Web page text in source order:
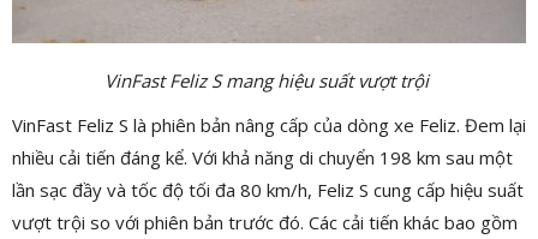
VinFast Feliz S mang hiệu suất vượt trội
VinFast Feliz S là phiên bản nâng cấp của dòng xe Feliz. Đem lại
nhiều cải tiến đáng kể. Với khả năng di chuyển 198 km sau một
lần sạc đầy và tốc độ tối đa 80 km/h, Feliz S cung cấp hiệu suất
vượt trội so với phiên bản trước đó. Các cải tiến khác bao gồm